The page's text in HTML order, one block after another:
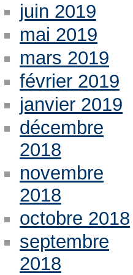
juin 2019
mai 2019
mars 2019
février 2019
janvier 2019
décembre
2018
novembre
2018
octobre 2018
septembre
2018